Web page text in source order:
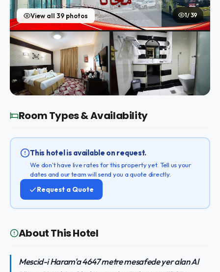
View all 39 photos 1 / 39
Room Types & Availability
This hotel is available on request.
We don't have live rates for this property yet. Tell us your
dates and our team will send you a quote directly.
Request a Quote
About This Hotel
Mescid-i Haram'a 4647 metre mesafede yer alan Al